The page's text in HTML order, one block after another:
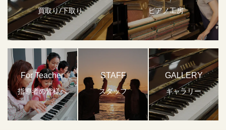
買取り/下取り ピアノ工房
For Teacher
指導者の皆様へ
STAFF
スタッフ
GALLERY
ギャラリー